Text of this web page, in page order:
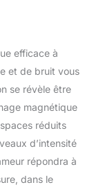
efficace à
et de bruit vous
se révèle être
magnétique
réduits
d’intensité
répondra à
dans le